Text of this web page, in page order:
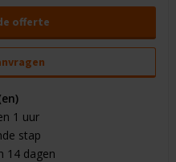
offerte
1 uur
stap
14 dagen